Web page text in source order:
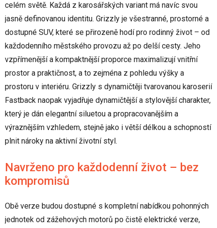
celém světě. Každá z karosářských variant má navíc svou
jasně definovanou identitu. Grizzly je všestranné, prostorné a
dostupné SUV, které se přirozeně hodí pro rodinný život – od
každodenního městského provozu až po delší cesty. Jeho
vzpřímenější a kompaktnější proporce maximalizují vnitřní
prostor a praktičnost, a to zejména z pohledu výšky a
prostoru v interiéru. Grizzly s dynamičtěji tvarovanou karoserií
Fastback naopak vyjadřuje dynamičtější a stylovější charakter,
který je dán elegantní siluetou a propracovanějším a
výraznějším vzhledem, stejně jako i větší délkou a schopností
plnit nároky na aktivní životní styl.
Navrženo pro každodenní život – bez
kompromisů
Obě verze budou dostupné s kompletní nabídkou pohonných
jednotek od zážehových motorů po čistě elektrické verze,